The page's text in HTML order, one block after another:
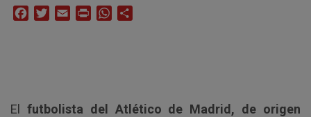
FacebookTwitterEmail Print WhatsApp
El
futbolista del Atlético de Madrid, de origen